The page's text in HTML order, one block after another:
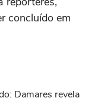
concluído em
Damares revela